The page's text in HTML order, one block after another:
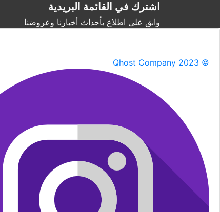
اشترك في القائمة البريدية
وابق على اطلاع بأحداث أخبارنا وعروضنا
Qhost Company 2023 ©